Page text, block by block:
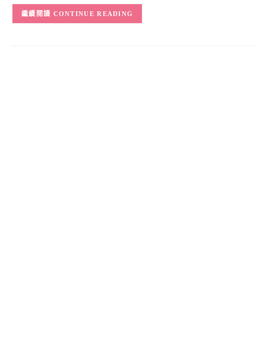
CONTINUE READING